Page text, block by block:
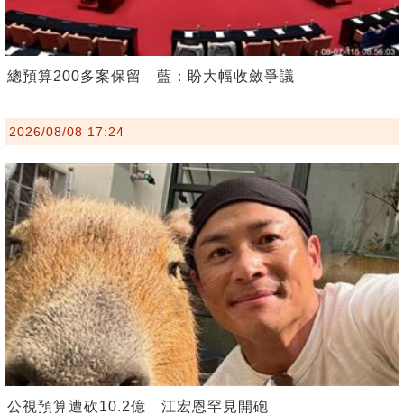
總預算200多案保留 藍：盼大幅收斂爭議
2026/08/08 17:24
公視預算遭砍10.2億 江宏恩罕見開砲